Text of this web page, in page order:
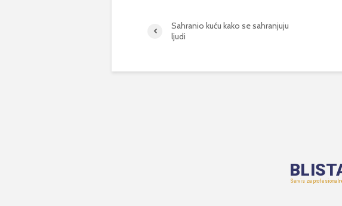
Sahranio kuću kako se sahranjuju
ljudi